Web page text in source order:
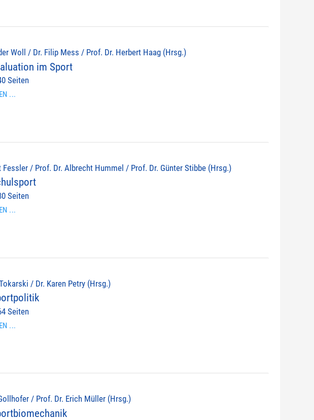
Woll / Dr. Filip Mess / Prof. Dr. Herbert Haag (Hrsg.)
im Sport
Seiten
...
Fessler / Prof. Dr. Albrecht Hummel / Prof. Dr. Günter Stibbe (Hrsg.)
Seiten
...
/ Dr. Karen Petry (Hrsg.)
Seiten
...
/ Prof. Dr. Erich Müller (Hrsg.)